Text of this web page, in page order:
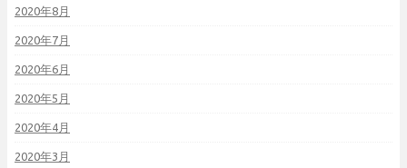
2020年8月
2020年7月
2020年6月
2020年5月
2020年4月
2020年3月